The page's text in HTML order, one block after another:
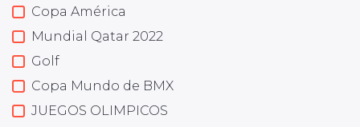
Copa América
Mundial Qatar 2022
Golf
Copa Mundo de BMX
JUEGOS OLIMPICOS